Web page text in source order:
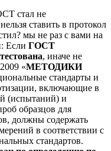
стал не
ставить в протокол
мы не раз с вами на
Если ГОСТ
, иначе не
«МЕТОДИКИ
стандарты и
включающие в
(испытаний) и
образцов для
должны содержать
в соответствии с
стандартов.